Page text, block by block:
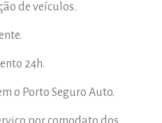
de veículos.
24h.
o Porto Seguro Auto.